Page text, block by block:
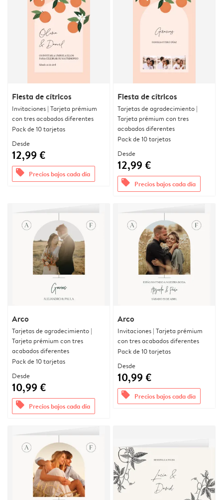
Fiesta de cítricos
Invitaciones | Tarjeta prémium
con tres acabados diferentes
Pack de 10 tarjetas
Desde
12,99 €
offers Precios bajos cada día
Fiesta de cítricos
Tarjetas de agradecimiento |
Tarjeta prémium con tres
acabados diferentes
Pack de 10 tarjetas
Desde
12,99 €
offers Precios bajos cada día
Arco
Tarjetas de agradecimiento |
Tarjeta prémium con tres
acabados diferentes
Pack de 10 tarjetas
Desde
10,99 €
offers Precios bajos cada día
Arco
Invitaciones | Tarjeta prémium
con tres acabados diferentes
Pack de 10 tarjetas
Desde
10,99 €
offers Precios bajos cada día